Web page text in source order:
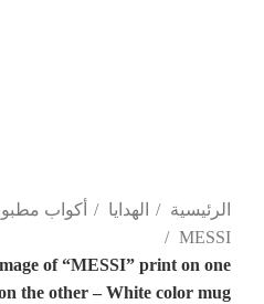
الرئيسية
الهدايا أكواب
MESSI
of “MESSI” print on one
the other – White color mug